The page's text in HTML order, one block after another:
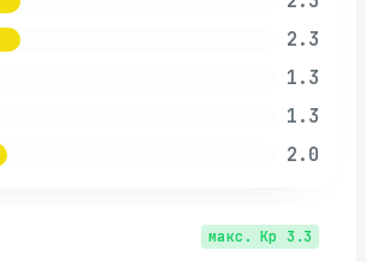
2.3
1.3
1.3
2.0
макс. Kp 3.3